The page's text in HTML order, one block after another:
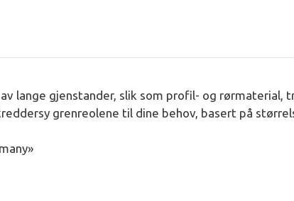
lange gjenstander, slik som profil- og
grenreolene til dine behov, basert på